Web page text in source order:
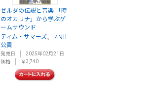
ゼルダの伝説と音楽 「時
のオカリナ」から学ぶゲ
ームサウンド
ティム・サマーズ、
小川
公貴
発売日
2025年02月21日
価格
￥3,740